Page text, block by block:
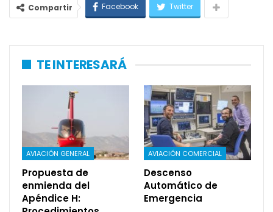
Compartir Facebook Twitter
TE INTERESARÁ
AVIACIÓN GENERAL
Propuesta de
enmienda del
Apéndice H:
AVIACIÓN COMERCIAL
Descenso
Automático de
Emergencia